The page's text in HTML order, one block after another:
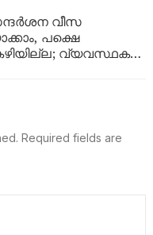
വീസ
പക്ഷെ
വ്യവസ്ഥകൾ
Required fields are